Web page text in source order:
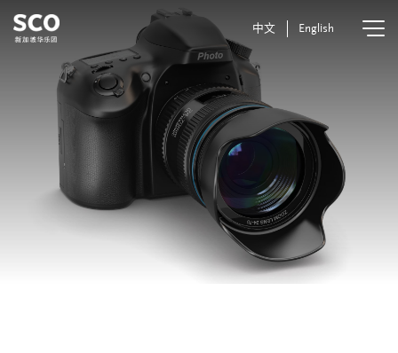
中文 English